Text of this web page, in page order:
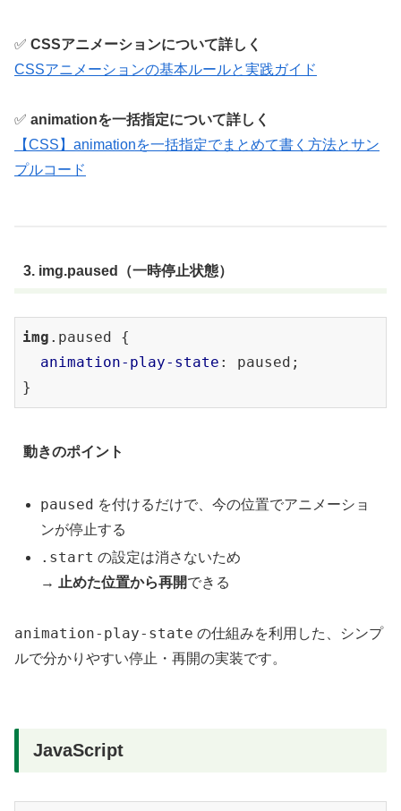
✅ CSSアニメーションについて詳しく
CSSアニメーションの基本ルールと実践ガイド
✅ animationを一括指定について詳しく
【CSS】animationを一括指定でまとめて書く方法とサン
プルコード
3. img.paused（一時停止状態）
img .paused
{
animation-play-state : paused;
動きのポイント
paused を付けるだけで、今の位置でアニメーショ
ンが停止する
.start の設定は消さないため
→ 止めた位置から再開できる
animation-play-state の仕組みを利用した、シンプ
ルで分かりやすい停止・再開の実装です。
JavaScript